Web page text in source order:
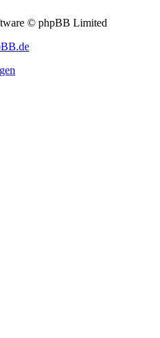
© phpBB Limited